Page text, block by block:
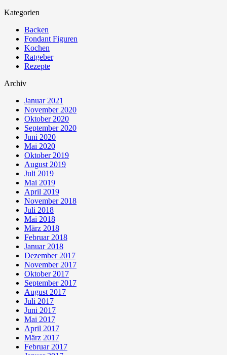
Kategorien
Backen
Fondant Figuren
Kochen
Ratgeber
Rezepte
Archiv
Januar 2021
November 2020
Oktober 2020
September 2020
Juni 2020
Mai 2020
Oktober 2019
August 2019
Juli 2019
Mai 2019
April 2019
November 2018
Juli 2018
Mai 2018
März 2018
Februar 2018
Januar 2018
Dezember 2017
November 2017
Oktober 2017
September 2017
August 2017
Juli 2017
Juni 2017
Mai 2017
April 2017
März 2017
Februar 2017